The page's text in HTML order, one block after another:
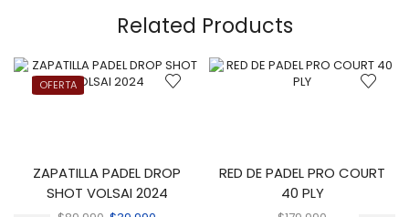
Related Products
OFERTA
ZAPATILLA PADEL DROP
SHOT VOLSAI 2024
RED DE PADEL PRO COURT
40 PLY